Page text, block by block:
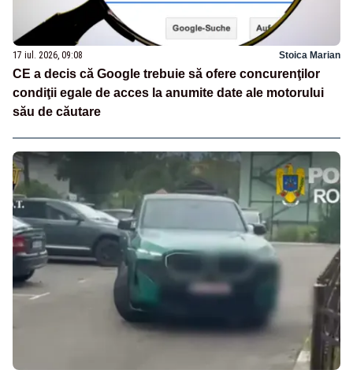
17 iul. 2026, 09:08 Stoica Marian
CE a decis că Google trebuie să ofere concurenţilor
condiţii egale de acces la anumite date ale motorului
său de căutare